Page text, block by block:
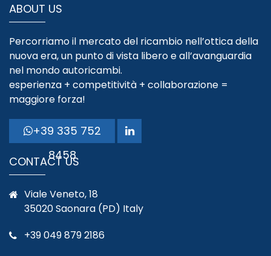
ABOUT US
Percorriamo il mercato del ricambio nell’ottica della
nuova era, un punto di vista libero e all’avanguardia
nel mondo autoricambi.
esperienza + competitività + collaborazione =
maggiore forza!
+39 335 752
8458
CONTACT US
Viale Veneto, 18
35020 Saonara (PD) Italy
+39 049 879 2186